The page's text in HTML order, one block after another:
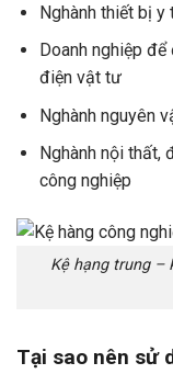
Nghành thiết bị
Doanh nghiệp
điện vật tư
Nghành nguyên
Nghành nội thất,
công nghiệp
Kệ hạng trung –
Tại sao nên sử